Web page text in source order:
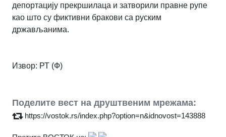
депортацију прекршилаца и затворили правне рупе
као што су фиктивни бракови са руским
држављанима.
Извор: РТ (Ф)
Поделите вест на друштвеним мрежама:
https://vostok.rs/index.php?option=n&idnovost=143888